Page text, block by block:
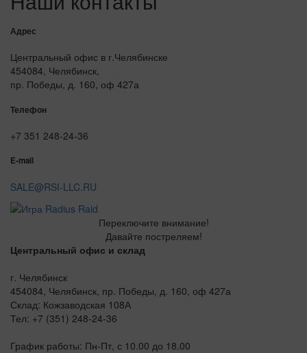
Адрес
Центральный офис в г.Челябинске
454084, Челябинск,
пр. Победы, д. 160, оф 427а
Телефон
+7 351 248-24-36
E-mail
SALE@RSI-LLC.RU
Переключите внимание!
Давайте постреляем!
Центральный офис и склад
г. Челябинск
454084, Челябинск, пр. Победы, д. 160, оф 427а
Склад: Кожзаводская 108А
Тел: +7 (351) 248-24-36
График работы: Пн-Пт, с 10.00 до 18.00